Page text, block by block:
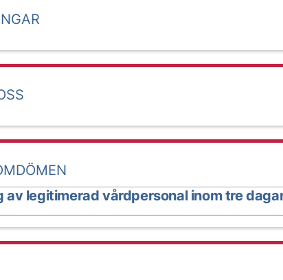
av legitimerad vårdpersonal inom tre